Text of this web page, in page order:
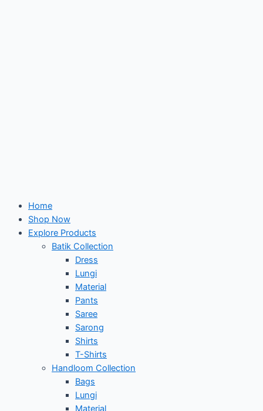
Home
Shop Now
Explore Products
Batik Collection
Dress
Lungi
Material
Pants
Saree
Sarong
Shirts
T-Shirts
Handloom Collection
Bags
Lungi
Material